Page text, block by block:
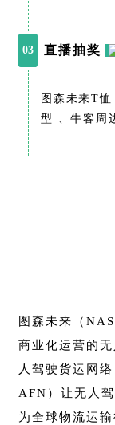
03 直播抽奖
图森未来T
型 、牛客周
图森未来（
商业化运营的
人驾驶货运网
AFN）让无人
为全球物流运